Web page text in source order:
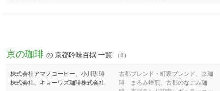
京の珈琲 の 京都吟味百撰 一覧 （8）
株式会社アマノコーヒー、小川珈琲
株式会社、キョーワズ珈琲株式会社
古都ブレンド・町家ブレンド、京珈
琲 まろみ焙煎、古都のなごみ珈